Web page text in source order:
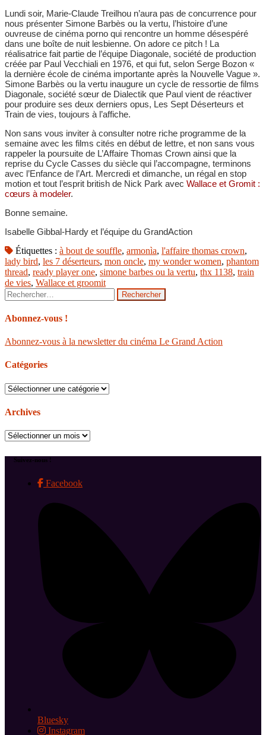
Lundi soir, Marie-Claude Treilhou n’aura pas de concurrence pour
nous présenter Simone Barbès ou la vertu, l’histoire d’une
ouvreuse de cinéma porno qui rencontre un homme désespéré
dans une boîte de nuit lesbienne. On adore ce pitch ! La
réalisatrice fait partie de l’équipe Diagonale, société de production
créée par Paul Vecchiali en 1976, et qui fut, selon Serge Bozon «
la dernière école de cinéma importante après la Nouvelle Vague ».
Simone Barbès ou la vertu inaugure un cycle de ressortie de films
Diagonale, société sœur de Dialectik que Paul vient de réactiver
pour produire ses deux derniers opus, Les Sept Déserteurs et
Train de vies, toujours à l’affiche.
Non sans vous inviter à consulter notre riche programme de la
semaine avec les films cités en début de lettre, et non sans vous
rappeler la poursuite de L’Affaire Thomas Crown ainsi que la
reprise du Cycle Casses du siècle qui l’accompagne, terminons
avec l’Enfance de l’Art. Mercredi et dimanche, un régal en stop
motion et tout l’esprit british de Nick Park avec Wallace et Gromit :
cœurs à modeler.
Bonne semaine.
Isabelle Gibbal-Hardy et l’équipe du GrandAction
Étiquettes : à bout de souffle, armonìa, l'affaire thomas crown,
lady bird, les 7 déserteurs, mon oncle, my wonder women, phantom
thread, ready player one, simone barbes ou la vertu, thx 1138, train
de vies, Wallace et groomit
Rechercher :
Abonnez-vous !
Abonnez-vous à la newsletter du cinéma Le Grand Action
Catégories
Catégories
Archives
Archives
Suivez-nous !
Facebook
Bluesky
Instagram